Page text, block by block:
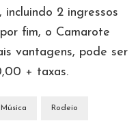
2 ingressos
fim, o Camarote
vantagens, pode ser
+ taxas.
Música Rodeio